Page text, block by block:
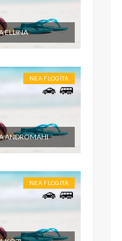
i
a nisu
boravka u
ELLINA
NEA FLOGITA
ANDROMAHI
NEA FLOGITA